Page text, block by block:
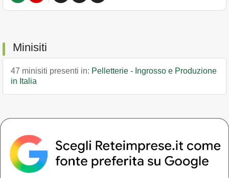
Minisiti
47 minisiti presenti in: Pelletterie - Ingrosso e Produzione
in Italia